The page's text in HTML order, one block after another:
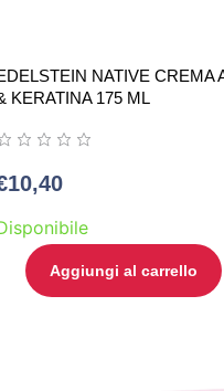
NATIVE CREMA
KERATINA 175 ML
10,40
Aggiungi al carrello